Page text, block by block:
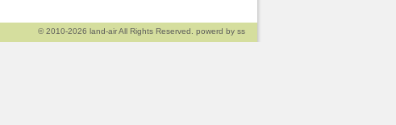
© 2010-2026 land-airAll Rights Reserved. powerd by ss